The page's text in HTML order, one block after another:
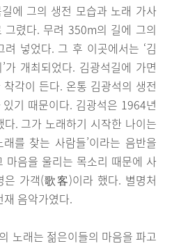
에 그의 생전 모습과 노래 가사
그렸다. 무려 350m의 길에 그의
넣었다. 그 후 이곳에서는 ‘김
가 개최되었다. 김광석길에 가면
각이 든다. 온통 김광석의 생전
기 때문이다. 김광석은 1964년
. 그가 노래하기 시작한 나이는
를 찾는 사람들’이라는 음반을
마음을 울리는 목소리 때문에 사
은 가객(歌客)이라 했다. 별명처
음악가였다.
노래는 젊은이들의 마음을 파고